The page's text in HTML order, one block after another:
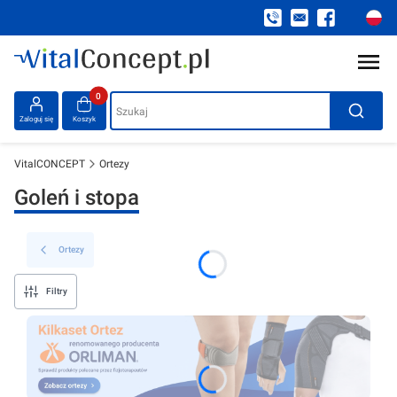
Zaloguj się
Produkty w koszyku: 0. Zobacz szczegóły
Koszyk Szukaj
VitalCONCEPT Ortezy
Goleń i stopa
Ortezy
Filtry